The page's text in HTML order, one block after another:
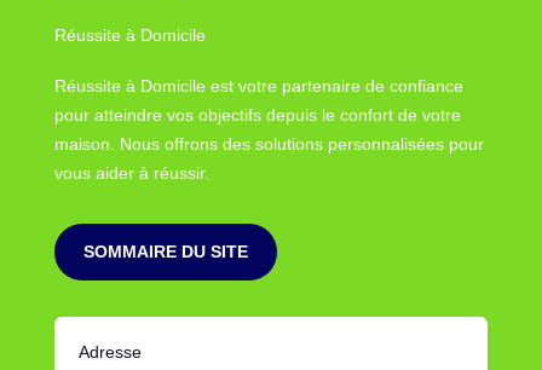
Réussite à Domicile
Réussite à Domicile est votre partenaire de confiance
pour atteindre vos objectifs depuis le confort de votre
maison. Nous offrons des solutions personnalisées pour
vous aider à réussir.
SOMMAIRE DU SITE
Adresse